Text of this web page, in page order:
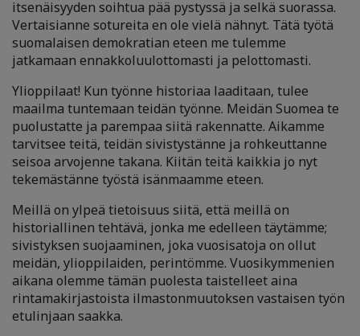
itsenäisyyden soihtua pää pystyssä ja selkä suorassa.
Vertaisianne sotureita en ole vielä nähnyt. Tätä työtä
suomalaisen demokratian eteen me tulemme
jatkamaan ennakkoluulottomasti ja pelottomasti.
Ylioppilaat! Kun työnne historiaa laaditaan, tulee
maailma tuntemaan teidän työnne. Meidän Suomea te
puolustatte ja parempaa siitä rakennatte. Aikamme
tarvitsee teitä, teidän sivistystänne ja rohkeuttanne
seisoa arvojenne takana. Kiitän teitä kaikkia jo nyt
tekemästänne työstä isänmaamme eteen.
Meillä on ylpeä tietoisuus siitä, että meillä on
historiallinen tehtävä, jonka me edelleen täytämme;
sivistyksen suojaaminen, joka vuosisatoja on ollut
meidän, ylioppilaiden, perintömme. Vuosikymmenien
aikana olemme tämän puolesta taistelleet aina
rintamakirjastoista ilmastonmuutoksen vastaisen työn
etulinjaan saakka.